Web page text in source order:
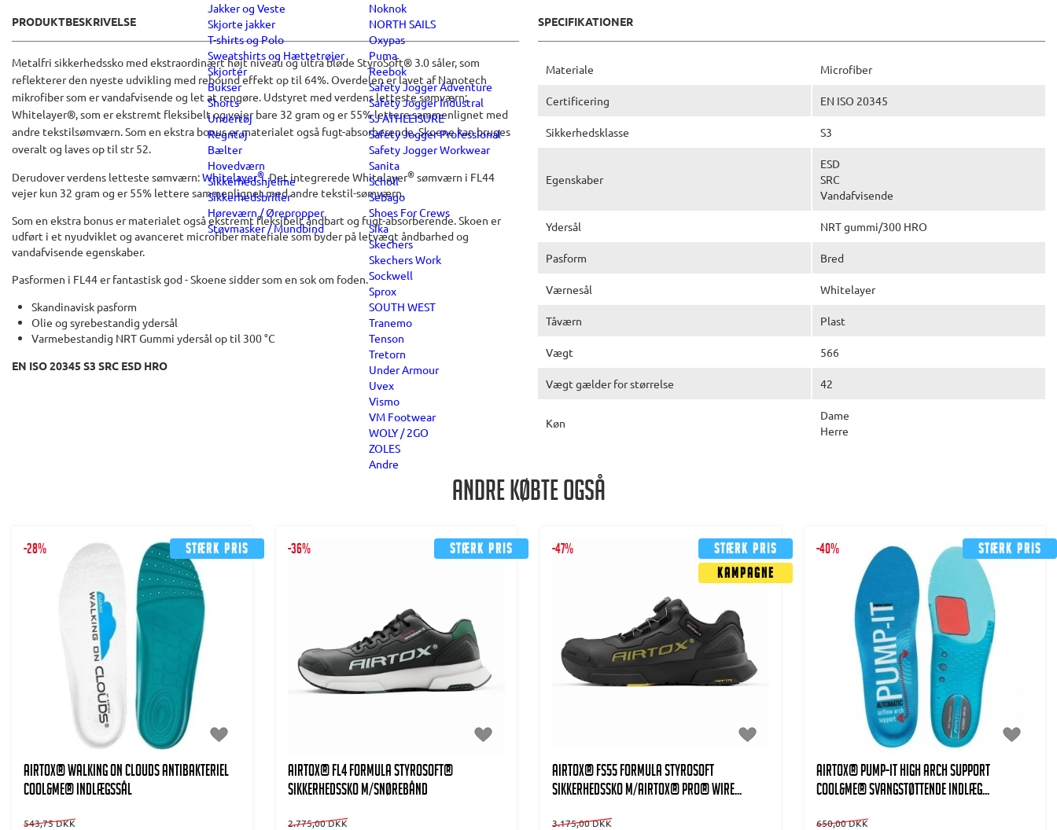
Jakker og Veste
Skjorte jakker
T-shirts og Polo
Sweatshirts og Hættetrøjer
Skjorter
Bukser
Shorts
Undertøj
Regntøj
Bælter
Hovedværn
Sikkerhedshjelme
Sikkerhedsbriller
Høreværn / Ørepropper
Støvmasker / Mundbind
Noknok
NORTH SAILS
Oxypas
Puma
Reebok
Safety Jogger Adventure
Safety Jogger Industral
SJ ATHLEISURE
Safety Jogger Professional
Safety Jogger Workwear
Sanita
Scholl
Sebago
Shoes For Crews
Sika
Skechers
Skechers Work
Sockwell
Sprox
SOUTH WEST
Tranemo
Tenson
Tretorn
Under Armour
Uvex
Vismo
VM Footwear
WOLY / 2GO
ZOLES
Andre
PRODUKTBESKRIVELSE
Metalfri sikkerhedssko med ekstraordinært højt niveau og ultra bløde StyroSoft® 3.0 såler, som
reflekterer den nyeste udvikling med rebound effekt op til 64%. Overdelen er lavet af Nanotech
mikrofiber som er vandafvisende og let at rengøre. Udstyret med verdens letteste sømværn;
Whitelayer®, som er ekstremt fleksibelt og vejer bare 32 gram og er 55% lettere sammenlignet med
andre tekstilsømværn. Som en ekstra bonus er materialet også fugt-absorberende. Skoene kan bruges
overalt og laves op til str 52.
Derudover verdens letteste sømværn:Whitelayer®. Det integrerede Whitelayer®sømværn i FL44
vejer kun 32 gram og er 55% lettere sammenlignet med andre tekstil-sømværn.
Som en ekstra bonus er materialet også ekstremt fleksibelt åndbart og fugt-absorberende. Skoen er
udført i et nyudviklet og avanceret microfiber materiale som byder på letvægt åndbarhed og
vandafvisende egenskaber.
Pasformen i FL44 er fantastisk god - Skoene sidder som en sok om foden.
Skandinavisk pasform
Olie og syrebestandig ydersål
Varmebestandig NRT Gummi ydersål op til 300 °C
EN ISO 20345 S3 SRC ESD HRO
SPECIFIKATIONER
Materiale Microfiber
Certificering EN ISO 20345
Sikkerhedsklasse S3
Egenskaber
ESD
SRC
Vandafvisende
Ydersål NRT gummi/300 HRO
Pasform Bred
Værnesål Whitelayer
Tåværn Plast
Vægt 566
Vægt gælder for størrelse 42
Køn
Dame
Herre
Andre købte også
Stærk pris
-28%
AIRTOX® Walking on clouds antibakteriel
Cool&Me® indlægssål
543,75 DKK
Stærk pris
-36%
AIRTOX® FL4 Formula Styrosoft®
Sikkerhedssko m/snørebånd
2.775,00 DKK
Stærk pris
Kampagne
-47%
AIRTOX® FS55 Formula Styrosoft
Sikkerhedssko m/AIRTOX® PRO® wire...
3.175,00 DKK
Stærk pris
-40%
AIRTOX® Pump-It high arch support
Cool&Me® svangstøttende indlæg...
650,00 DKK